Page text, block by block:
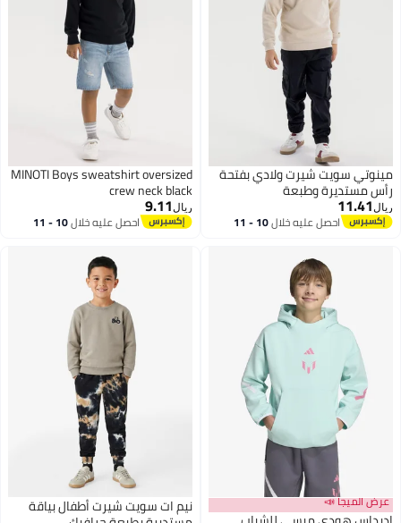
مينوتي سويت شيرت ولادي بفتحة
رأس مستديرة وطبعة
ريال11.41
احصل عليه خلال 10 - 11
MINOTI Boys sweatshirt oversized
crew neck black
ريال 9.11
احصل عليه خلال 10 - 11
عرض الميجا 📣 نيم ات سويت شيرت أطفال بياقة